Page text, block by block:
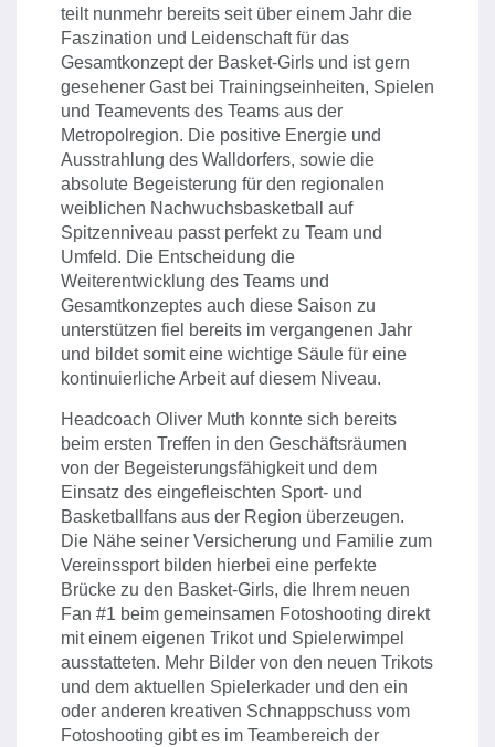
teilt nunmehr bereits seit über einem Jahr die
Faszination und Leidenschaft für das
Gesamtkonzept der Basket-Girls und ist gern
gesehener Gast bei Trainingseinheiten, Spielen
und Teamevents des Teams aus der
Metropolregion. Die positive Energie und
Ausstrahlung des Walldorfers, sowie die
absolute Begeisterung für den regionalen
weiblichen Nachwuchsbasketball auf
Spitzenniveau passt perfekt zu Team und
Umfeld. Die Entscheidung die
Weiterentwicklung des Teams und
Gesamtkonzeptes auch diese Saison zu
unterstützen fiel bereits im vergangenen Jahr
und bildet somit eine wichtige Säule für eine
kontinuierliche Arbeit auf diesem Niveau.
Headcoach Oliver Muth konnte sich bereits
beim ersten Treffen in den Geschäftsräumen
von der Begeisterungsfähigkeit und dem
Einsatz des eingefleischten Sport- und
Basketballfans aus der Region überzeugen.
Die Nähe seiner Versicherung und Familie zum
Vereinssport bilden hierbei eine perfekte
Brücke zu den Basket-Girls, die Ihrem neuen
Fan #1 beim gemeinsamen Fotoshooting direkt
mit einem eigenen Trikot und Spielerwimpel
ausstatteten. Mehr Bilder von den neuen Trikots
und dem aktuellen Spielerkader und den ein
oder anderen kreativen Schnappschuss vom
Fotoshooting gibt es im Teambereich der